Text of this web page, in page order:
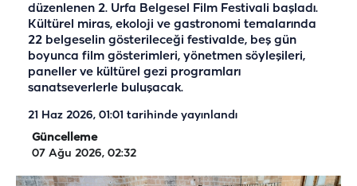
düzenlenen 2. Urfa Belgesel Film Festivali başladı.
Kültürel miras, ekoloji ve gastronomi temalarında
22 belgeselin gösterileceği festivalde, beş gün
boyunca film gösterimleri, yönetmen söyleşileri,
paneller ve kültürel gezi programları
sanatseverlerle buluşacak.
21 Haz 2026, 01:01 tarihinde yayınlandı
Güncelleme
07 Ağu 2026, 02:32